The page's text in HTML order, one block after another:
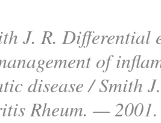
J. R.
of
disease / Smith
Rheum. —